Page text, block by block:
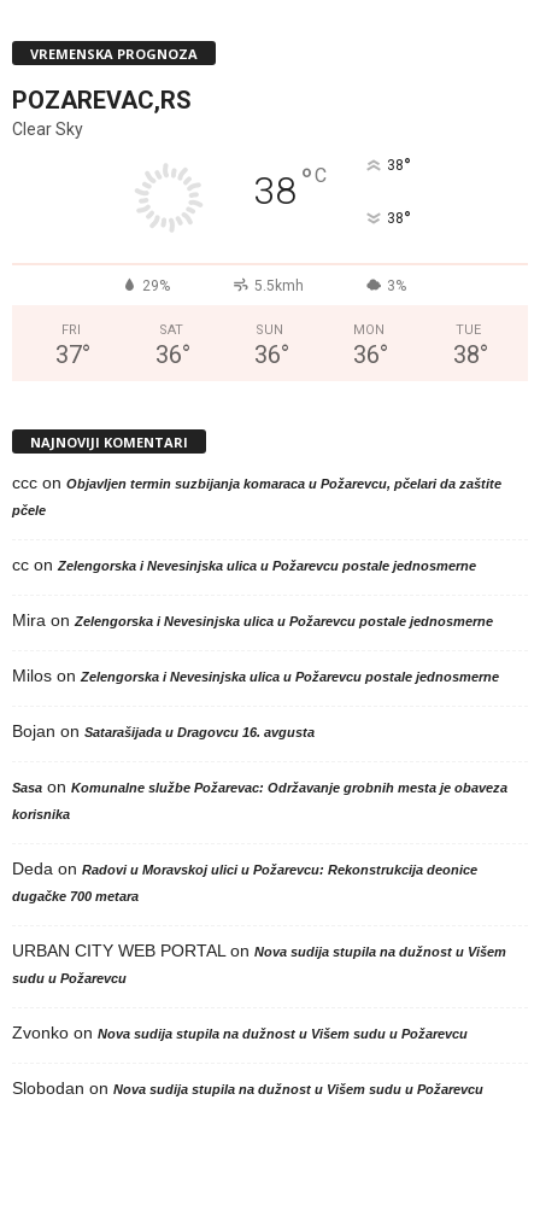
VREMENSKA PROGNOZA
POZAREVAC,RS
Clear Sky
38°C 38°
38°
29% 5.5kmh 3%
FRI
37°
SAT
36°
SUN
36°
MON
36°
TUE
38°
NAJNOVIJI KOMENTARI
ccc on Objavljen termin suzbijanja komaraca u Požarevcu, pčelari da zaštite
pčele
cc on Zelengorska i Nevesinjska ulica u Požarevcu postale jednosmerne
Mira on Zelengorska i Nevesinjska ulica u Požarevcu postale jednosmerne
Milos on Zelengorska i Nevesinjska ulica u Požarevcu postale jednosmerne
Bojan on Satarašijada u Dragovcu 16. avgusta
Sasa on Komunalne službe Požarevac: Održavanje grobnih mesta je obaveza
korisnika
Deda on Radovi u Moravskoj ulici u Požarevcu: Rekonstrukcija deonice
dugačke 700 metara
URBAN CITY WEB PORTAL on Nova sudija stupila na dužnost u Višem
sudu u Požarevcu
Zvonko on Nova sudija stupila na dužnost u Višem sudu u Požarevcu
Slobodan on Nova sudija stupila na dužnost u Višem sudu u Požarevcu